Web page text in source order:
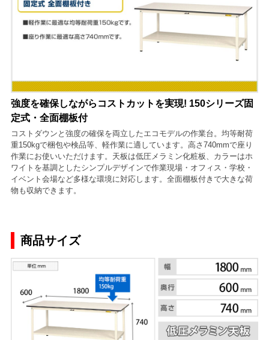
強度を確保しながらコストカットを実現! 150シリーズ固
定式・全面棚板付
コストダウンと強度の確保を両立したエコモデルの作業台。均等耐荷
重150kgで梱包や検品等、軽作業に適しています。高さ740mmで座り
作業にお使いいただけます。天板は低圧メラミン化粧板、カラーはホ
ワイトを基調としたシンプルデザインで作業現場・オフィス・学校・
イベント会場など多様な環境に対応します。全面棚板付きで大きな荷
物も収納できます。
商品サイズ